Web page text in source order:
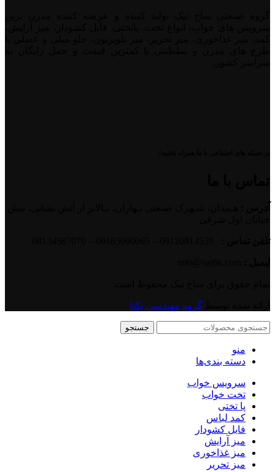
گروه مهندسی یکتا
جستجو
منو
دسته بندی‌ها
سرویس خواب
تخت خواب
پا تختی
کمد لباس
فایل کشودار
میز آرایش
میز غذاخوری
میز تحریر